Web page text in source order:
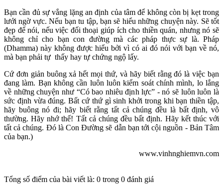
Bạn cần đủ sự vắng lặng an định của tâm để không còn bị kẹt trong
lưới ngờ vực. Nếu bạn tu tập, bạn sẽ hiểu những chuyện này. Sẽ tốt
đẹp để nói, nếu việc đối thoại giúp ích cho thiền quán, nhưng nó sẽ
không chỉ cho bạn con đường mà các pháp thực sự là. Pháp
(Dhamma) này không được hiểu bởi vì có ai đó nói với bạn về nó,
mà bạn phải tự thấy hay tự chứng ngộ lấy.
Cứ đơn giản buông xả hết mọi thứ, và hãy biết rằng đó là việc bạn
đang làm. Bạn không cần luôn luôn kiểm soát chính mình, lo lắng
về những chuyện như “Có bao nhiêu định lực” - nó sẽ luôn luôn là
sức định vừa đúng. Bất cứ thứ gì sinh khởi trong khi bạn thiền tập,
hãy buông nó đi; hãy biết rằng tất cả chúng đều là bất định, vô
thường. Hãy nhớ thế! Tất cả chúng đều bất định. Hãy kết thúc với
tất cả chúng. Đó là Con Đường sẽ dẫn bạn tới cội nguồn - Bản Tâm
của bạn.)
www.vinhnghiemvn.com
Tổng số điểm của bài viết là: 0 trong 0 đánh giá